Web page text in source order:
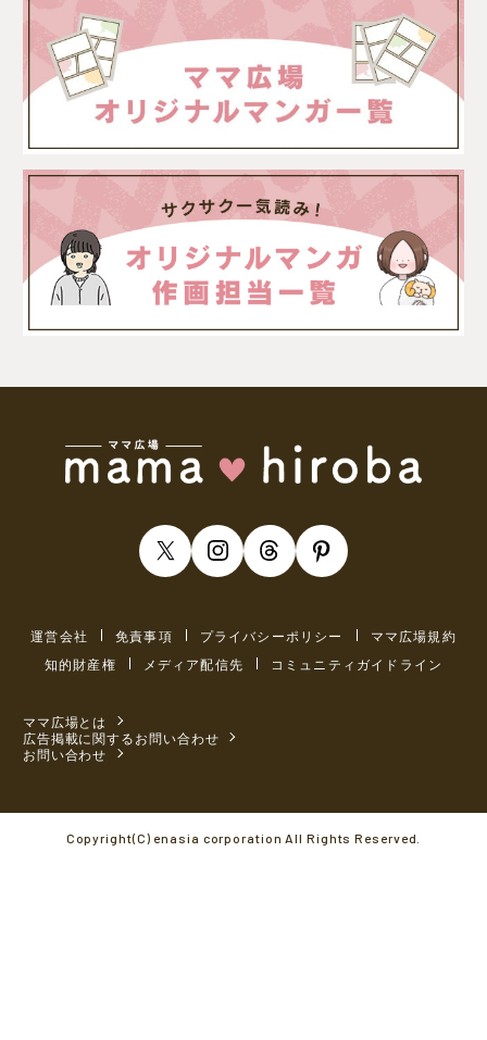
運営会社 免責事項 プライバシーポリシー
ママ広場規約
知的財産権
メディア配信先 コミュニティガイドライン
ママ広場とは
広告掲載に関するお問い合わせ
お問い合わせ
Copyright(C) enasia corporation All Rights Reserved.